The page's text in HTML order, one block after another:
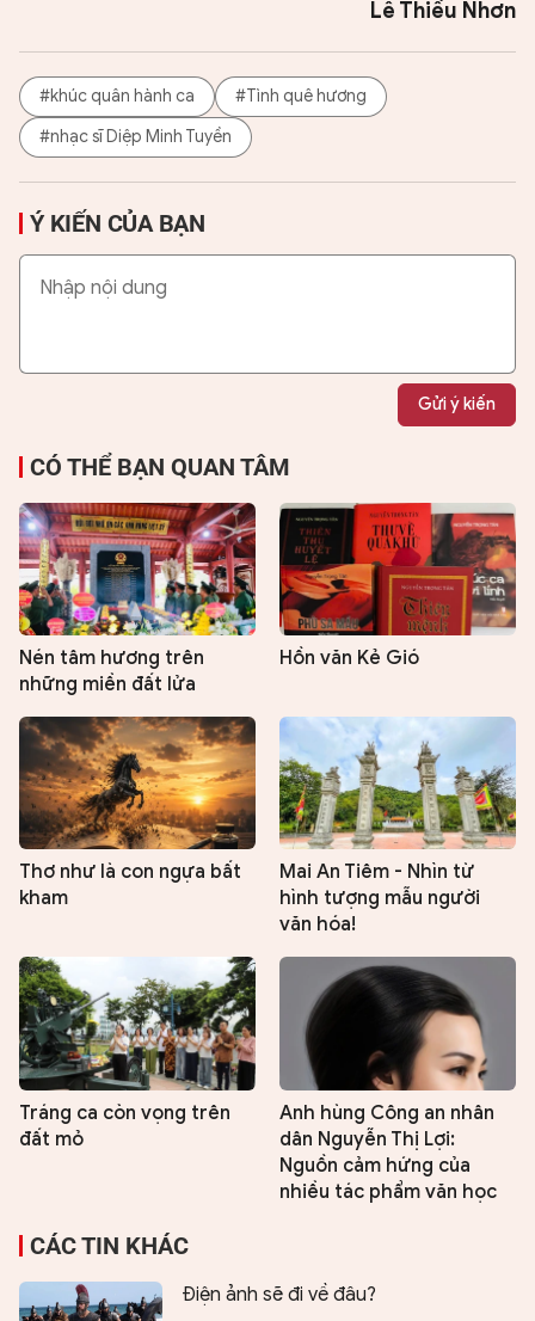
Lê Thiếu Nhơn
#khúc quân hành ca
#Tình quê hương
#nhạc sĩ Diệp Minh Tuyền
Ý KIẾN CỦA BẠN
Gửi ý kiến
CÓ THỂ BẠN QUAN TÂM
Nén tâm hương trên
những miền đất lửa
Hồn văn Kẻ Gió
Thơ như là con ngựa bất
kham
Mai An Tiêm - Nhìn từ
hình tượng mẫu người
văn hóa!
Tráng ca còn vọng trên
đất mỏ
Anh hùng Công an nhân
dân Nguyễn Thị Lợi:
Nguồn cảm hứng của
nhiều tác phẩm văn học
CÁC TIN KHÁC
Điện ảnh sẽ đi về đâu?